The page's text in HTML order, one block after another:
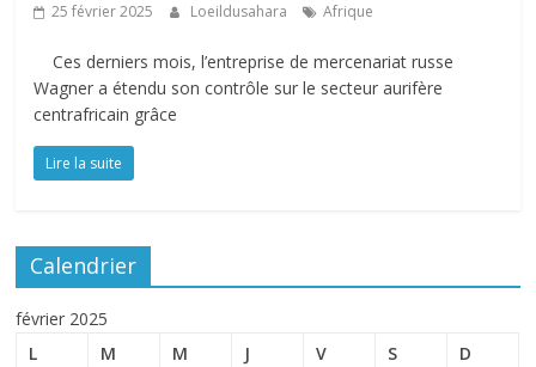
25 février 2025 Loeildusahara Afrique
Ces derniers mois, l’entreprise de mercenariat russe
Wagner a étendu son contrôle sur le secteur aurifère
centrafricain grâce
Lire la suite
Calendrier
février 2025
L
M M J V S D